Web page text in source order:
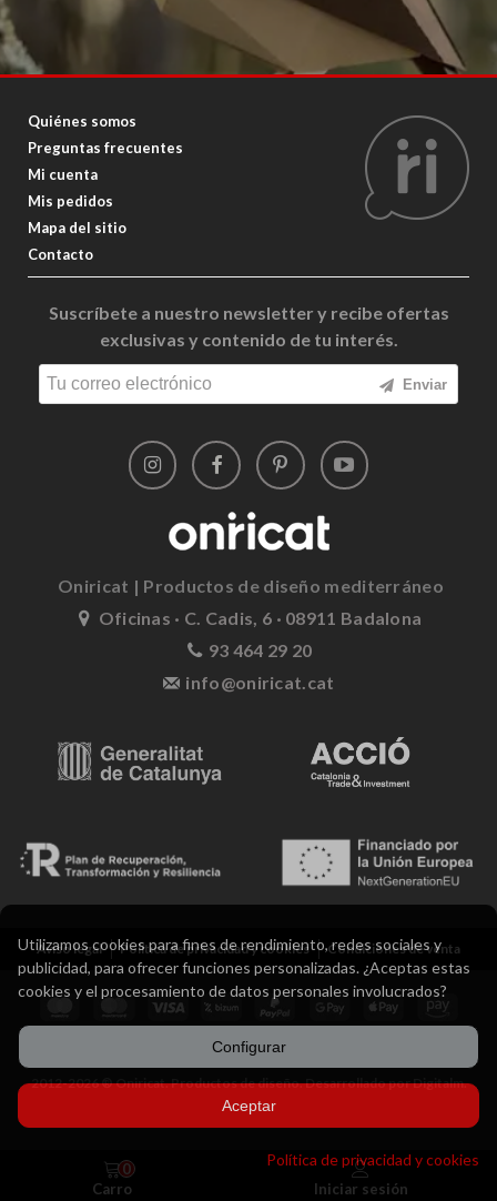
Quiénes somos
Preguntas frecuentes
Mi cuenta
Mis pedidos
Mapa del sitio
Contacto
Suscríbete a nuestro newsletter y recibe ofertas
exclusivas y contenido de tu interés.
Enviar
Oniricat | Productos de diseño mediterráneo
Oficinas · C. Cadis, 6 · 08911 Badalona
93 464 29 20
info@oniricat.cat
Aviso legal Política de privacidad y cookies Condiciones de venta
2012-2026 ® Oniricat. Productos de diseño. Desarrollado por Digitalm.
Carro
0
Iniciar sesión
Utilizamos cookies para fines de rendimiento, redes sociales y
publicidad, para ofrecer funciones personalizadas. ¿Aceptas estas
cookies y el procesamiento de datos personales involucrados?
Configurar
Aceptar
Política de privacidad y cookies